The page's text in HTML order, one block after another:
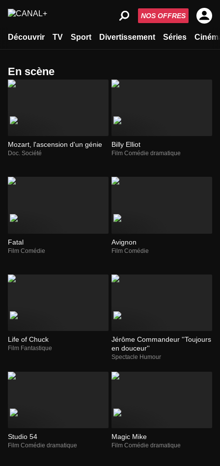
Découvrir TV Sport Divertissement Séries
NOS OFFRES
en scène
Mozart, l'ascension d'un génie
Doc. Société
Billy Elliot
Film Comédie dramatique
Fatal
Film Comédie
Avignon
Film Comédie
Life of Chuck
Film Fantastique
Jérôme Commandeur ''Toujours
en douceur''
Spectacle Humour
Studio 54
Film Comédie dramatique
Magic Mike
Film Comédie dramatique